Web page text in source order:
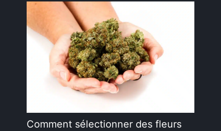
Comment sélectionner des fleurs